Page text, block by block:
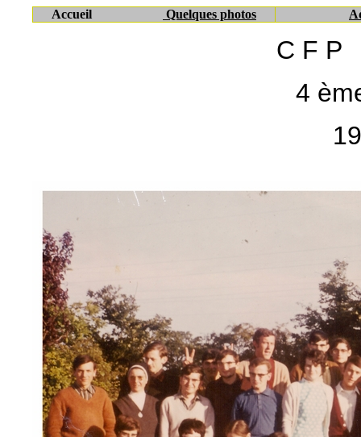
Accueil Quelques photos
C F P
4